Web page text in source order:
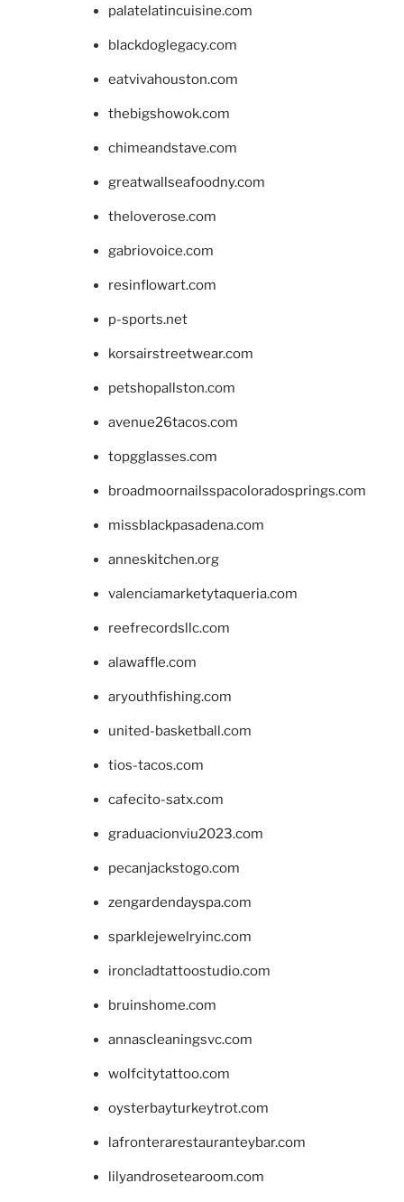
palatelatincuisine.com
blackdoglegacy.com
eatvivahouston.com
thebigshowok.com
chimeandstave.com
greatwallseafoodny.com
theloverose.com
gabriovoice.com
resinflowart.com
p-sports.net
korsairstreetwear.com
petshopallston.com
avenue26tacos.com
topgglasses.com
broadmoornailsspacoloradosprings.com
missblackpasadena.com
anneskitchen.org
valenciamarketytaqueria.com
reefrecordsllc.com
alawaffle.com
aryouthfishing.com
united-basketball.com
tios-tacos.com
cafecito-satx.com
graduacionviu2023.com
pecanjackstogo.com
zengardendayspa.com
sparklejewelryinc.com
ironcladtattoostudio.com
bruinshome.com
annascleaningsvc.com
wolfcitytattoo.com
oysterbayturkeytrot.com
lafronterarestauranteybar.com
lilyandrosetearoom.com